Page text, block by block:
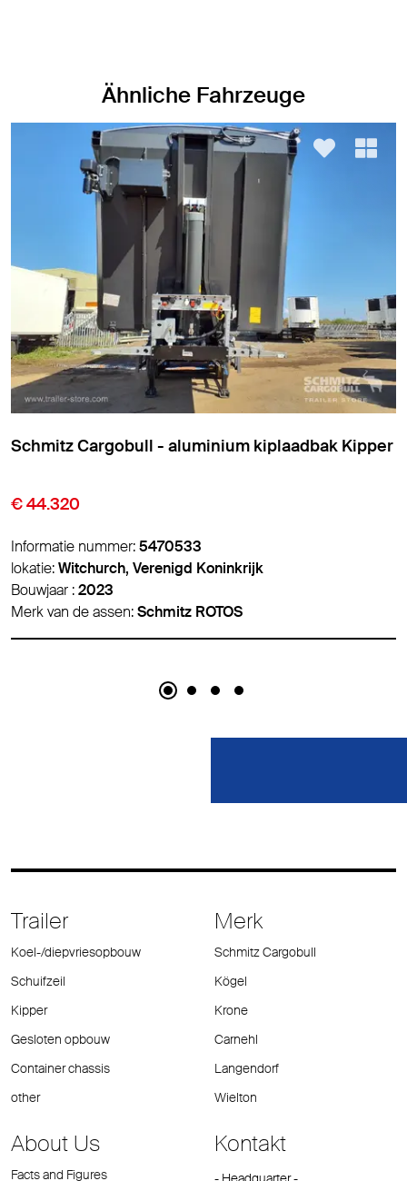
Ähnliche Fahrzeuge
Meierling - aluminium kiplaadbak Kipper
€ 7.400
Informatie nummer:5488786
lokatie:Panevėžys, Litouwen
Bouwjaar :2012
Merk van de assen:BPW
Trailer
Koel-/diepvriesopbouw
Schuifzeil
Kipper
Gesloten opbouw
Container chassis
other
Merk
Schmitz Cargobull
Kögel
Krone
Carnehl
Langendorf
Wielton
About Us
Facts and Figures
Kontakt